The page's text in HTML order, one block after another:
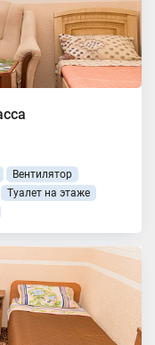
Вентилятор
Туалет на этаже